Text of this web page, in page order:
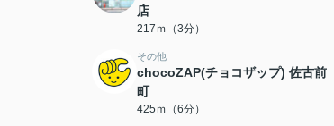
店
217ｍ（3分）
その他
chocoZAP(チョコザップ) 佐古前
町
425ｍ（6分）